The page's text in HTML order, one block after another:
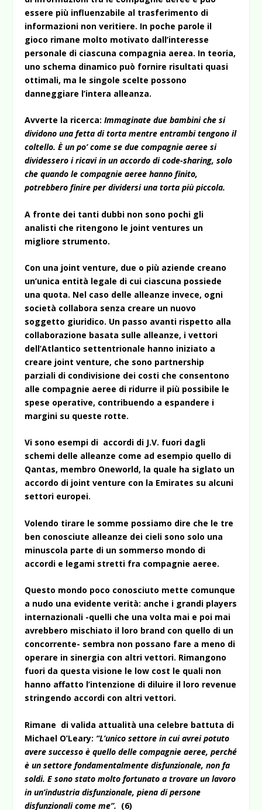
essere più influenzabile al trasferimento di
informazioni non veritiere. In poche parole il
gioco rimane molto motivato dall’interesse
personale di ciascuna compagnia aerea. In teoria,
uno schema dinamico può fornire risultati quasi
ottimali, ma le singole scelte possono
danneggiare l’intera alleanza.
Avverte la ricerca:Immaginate due bambini che si
dividono una fetta di torta mentre entrambi tengono il
coltello. È un po’ come se due compagnie aeree si
dividessero i ricavi in un accordo di code-sharing, solo
che quando le compagnie aeree hanno finito,
potrebbero finire per dividersi una torta più piccola.
A fronte dei tanti dubbi non sono pochi gli
analisti che ritengono le joint ventures un
migliore strumento.
Con una joint venture, due o più aziende creano
un’unica entità legale di cui ciascuna possiede
una quota. Nel caso delle alleanze invece, ogni
società collabora senza creare un nuovo
soggetto giuridico. Un passo avanti rispetto alla
collaborazione basata sulle alleanze, i vettori
dell’Atlantico settentrionale hanno iniziato a
creare joint venture, che sono partnership
parziali di condivisione dei costi che consentono
alle compagnie aeree di ridurre il più possibile le
spese operative, contribuendo a espandere i
margini su queste rotte.
Vi sono esempi di accordi di J.V. fuori dagli
schemi delle alleanze come ad esempio quello di
Qantas, membro Oneworld, la quale ha siglato un
accordo di joint venture con la Emirates su alcuni
settori europei.
Volendo tirare le somme possiamo dire che le tre
ben conosciute alleanze dei cieli sono solo una
minuscola parte di un sommerso mondo di
accordi e legami stretti fra compagnie aeree.
Questo mondo poco conosciuto mette comunque
a nudo una evidente verità: anche i grandi players
internazionali -quelli che una volta mai e poi mai
avrebbero mischiato il loro brand con quello di un
concorrente- sembra non possano fare a meno di
operare in sinergia con altri vettori. Rimangono
fuori da questa visione le low cost le quali non
hanno affatto l’intenzione di diluire il loro revenue
stringendo accordi con altri vettori.
Rimane di valida attualità una celebre battuta di
Michael O’Leary: “L’unico settore in cui avrei potuto
avere successo è quello delle compagnie aeree, perché
è un settore fondamentalmente disfunzionale, non fa
soldi. E sono stato molto fortunato a trovare un lavoro
in un’industria disfunzionale, piena di persone
disfunzionali come me”. (6)